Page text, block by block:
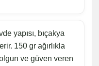
yapısı, bıçakya
150 gr ağırlıkla
ve güven veren